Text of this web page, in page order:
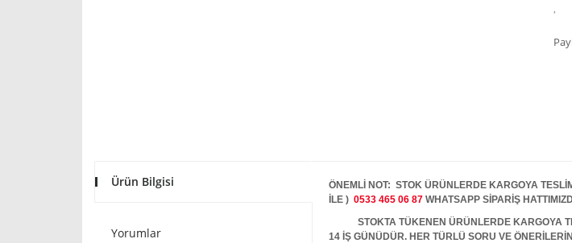
Ürün Bilgisi
Yorumlar
ÖNEMLİ NOT: STOK ÜRÜNLERDE KARGOYA
İLE ) 0533 465 06 87 WHATSAPP SİPARİŞ
STOKTA TÜKENEN ÜRÜNLERDE KARGOYA
14 İŞ GÜNÜDÜR. HER TÜRLÜ SORU VE